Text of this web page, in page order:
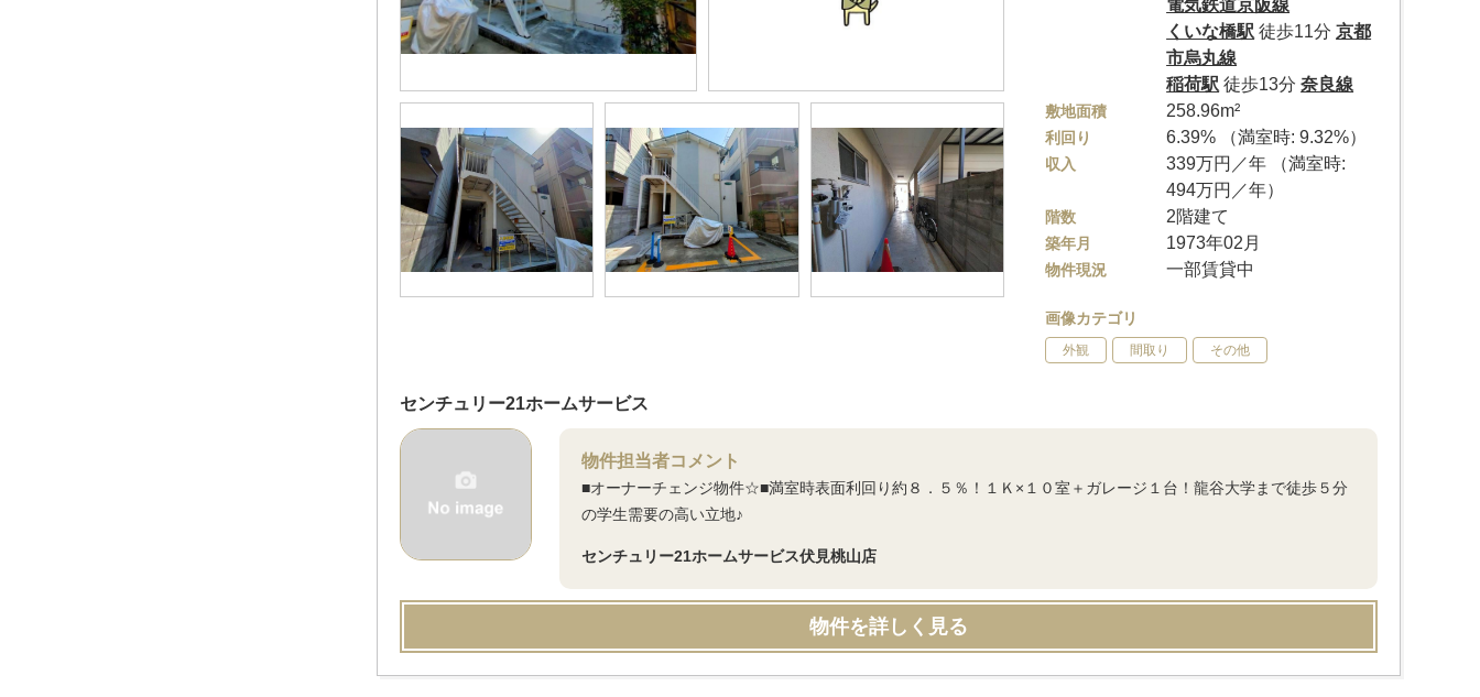
電気鉄道京阪線
くいな橋駅 徒歩11分京都
市烏丸線
稲荷駅 徒歩13分奈良線
敷地面積 258.96m²
利回り 6.39% （満室時: 9.32%）
収入
339万円／年 （満室時:
494万円／年）
階数 2階建て
築年月 1973年02月
物件現況 一部賃貸中
画像カテゴリ
外観 間取り その他
センチュリー21ホームサービス
物件担当者コメント
■オーナーチェンジ物件☆■満室時表面利回り約８．５％！１Ｋ×１０室＋ガレージ１台！龍谷大学まで徒歩５分
の学生需要の高い立地♪
センチュリー21ホームサービス伏見桃山店
物件を詳しく見る